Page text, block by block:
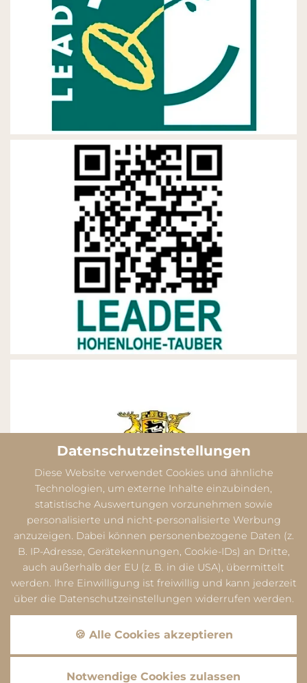
Datenschutzeinstellungen
Diese Website verwendet Cookies und ähnliche
Technologien, um externe Inhalte einzubinden,
statistische Auswertungen vorzunehmen sowie
personalisierte und nicht-personalisierte Werbung
anzuzeigen. Dabei können personenbezogene Daten (z.
B. IP-Adresse, Gerätekennungen, Cookie-IDs) an Dritte,
auch außerhalb der EU (z. B. in die USA), übermittelt
werden. Ihre Einwilligung ist freiwillig und kann jederzeit
über die Datenschutzeinstellungen widerrufen werden.
🍪 Alle Cookies akzeptieren
Notwendige Cookies zulassen
Datenschutz
"Google" akzeptieren.
AkzeptierenEinstellungen
Datenschutz